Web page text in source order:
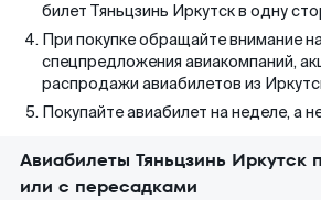
билет Тяньцзинь Иркутск в одну
При покупке обращайте внимание
спецпредложения авиакомпаний,
распродажи авиабилетов из
Покупайте авиабилет на неделе, а
Авиабилеты Тяньцзинь Иркутск
или с пересадками